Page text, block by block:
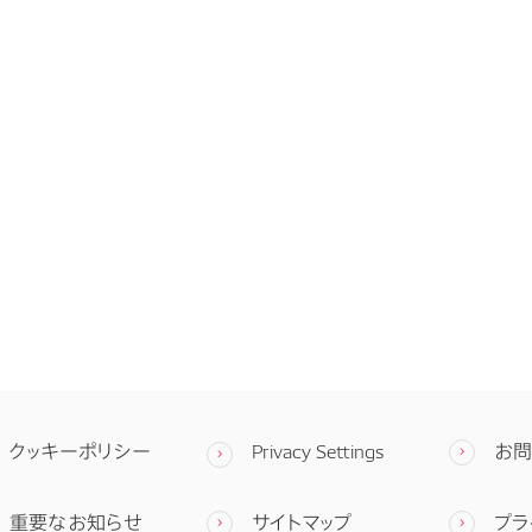
クッキーポリシー Privacy Settings お
重要なお知らせ サイトマップ プ